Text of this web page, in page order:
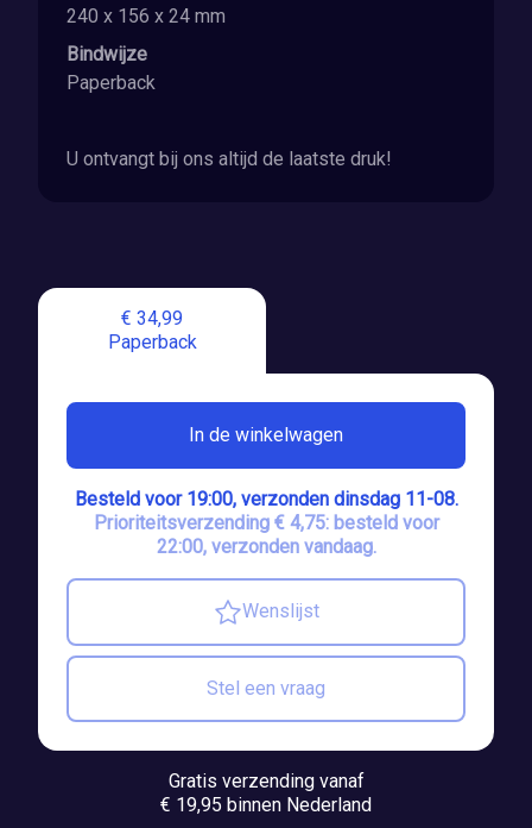
€ 34,99
Paperback
In de winkelwagen
Besteld voor 19:00, verzonden dinsdag 11-08.
Prioriteitsverzending € 4,75: besteld voor
22:00, verzonden vandaag.
Wenslijst
Stel een vraag
Gratis verzending vanaf
€ 19,95 binnen Nederland
240 x 156 x 24 mm
Bindwijze
Paperback
U ontvangt bij ons altijd de laatste druk!